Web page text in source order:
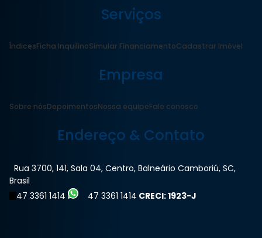
Serviços
ÍndicesFicha InquilinoSimular FinanciamentoCadastrar Imóvel
Empresa
Sobre nósDepoimentosNossa equipeFale conosco
Endereço & Contato
Rua 3700, 141, Sala 04, Centro, Balneário Camboriú, SC,
Brasil
47 3361 1414
47 3361 1414 CRECI: 1923-J